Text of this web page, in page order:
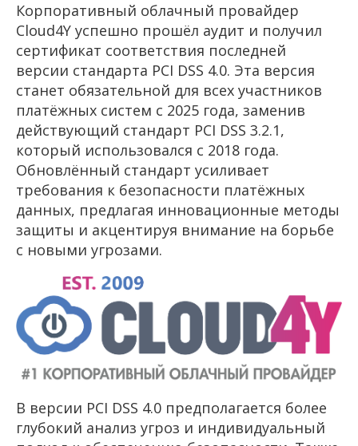
Корпоративный облачный провайдер
Cloud4Y успешно прошёл аудит и получил
сертификат соответствия последней
версии стандарта PCI DSS 4.0. Эта версия
станет обязательной для всех участников
платёжных систем с 2025 года, заменив
действующий стандарт PCI DSS 3.2.1,
который использовался с 2018 года.
Обновлённый стандарт усиливает
требования к безопасности платёжных
данных, предлагая инновационные методы
защиты и акцентируя внимание на борьбе
с новыми угрозами.
В версии PCI DSS 4.0 предполагается более
глубокий анализ угроз и индивидуальный